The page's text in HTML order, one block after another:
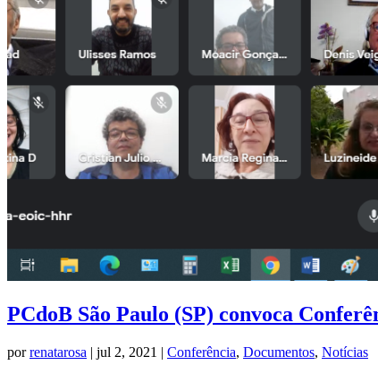
PCdoB São Paulo (SP) convoca
porrenatarosa | jul 2, 2021 | Conferência, Documentos, Notícias